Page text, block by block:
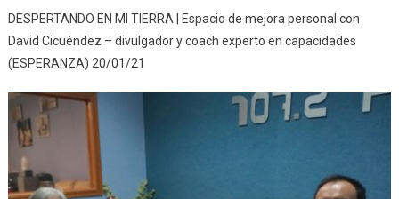
DESPERTANDO EN MI TIERRA | Espacio de mejora personal con
David Cicuéndez – divulgador y coach experto en capacidades
(ESPERANZA) 20/01/21